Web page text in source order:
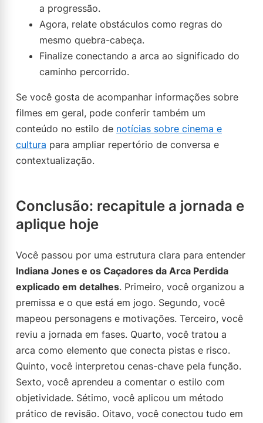
a progressão.
Agora, relate obstáculos como regras do
mesmo quebra-cabeça.
Finalize conectando a arca ao significado do
caminho percorrido.
Se você gosta de acompanhar informações sobre
filmes em geral, pode conferir também um
conteúdo no estilo de notícias sobre cinema e
cultura para ampliar repertório de conversa e
contextualização.
Conclusão: recapitule a jornada e
aplique hoje
Você passou por uma estrutura clara para entender
Indiana Jones e os Caçadores da Arca Perdida
explicado em detalhes. Primeiro, você organizou a
premissa e o que está em jogo. Segundo, você
mapeou personagens e motivações. Terceiro, você
reviu a jornada em fases. Quarto, você tratou a
arca como elemento que conecta pistas e risco.
Quinto, você interpretou cenas-chave pela função.
Sexto, você aprendeu a comentar o estilo com
objetividade. Sétimo, você aplicou um método
prático de revisão. Oitavo, você conectou tudo em